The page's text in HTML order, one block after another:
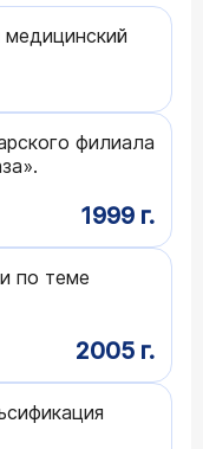
медицинский
филиала
1999 г.
по теме
2005 г.